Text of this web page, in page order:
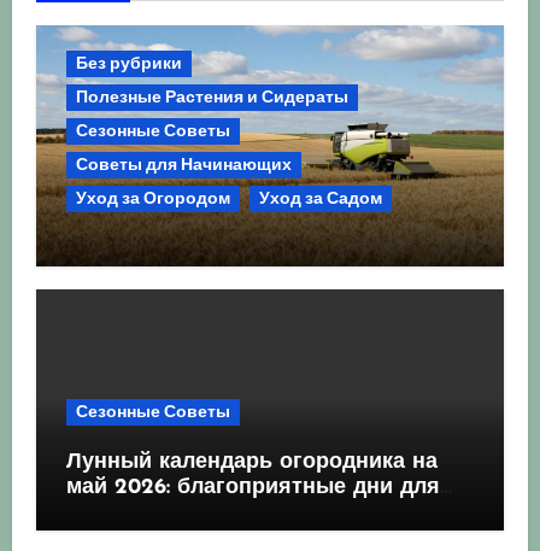
Без рубрики
Полезные Растения и Сидераты
Сезонные Советы
Советы для Начинающих
Уход за Огородом
Уход за Садом
Агрокультура України осінь 2026:
Сезонные Советы
Лунный календарь огородника на
май 2026: благоприятные дни для